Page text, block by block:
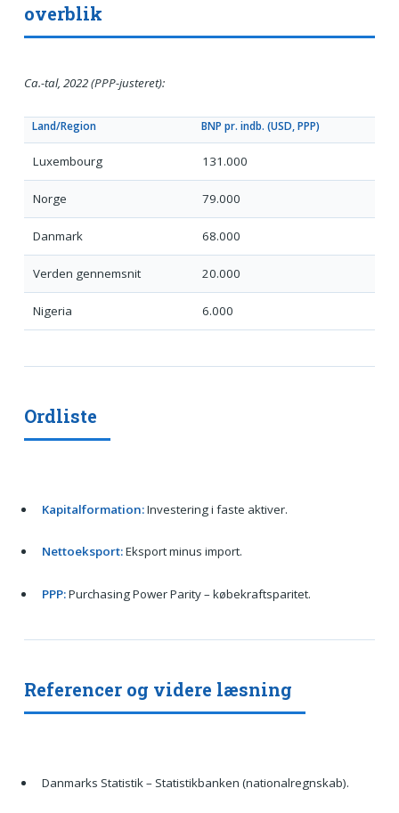
overblik
Ca.-tal, 2022 (PPP-justeret):
Land/Region BNP pr. indb. (USD, PPP)
Luxembourg 131.000
Norge 79.000
Danmark 68.000
Verden gennemsnit 20.000
Nigeria 6.000
Ordliste
Kapitalformation:Investering i faste aktiver.
Nettoeksport:Eksport minus import.
PPP:Purchasing Power Parity – købekraftsparitet.
Referencer og videre læsning
Danmarks Statistik – Statistikbanken (nationalregnskab).